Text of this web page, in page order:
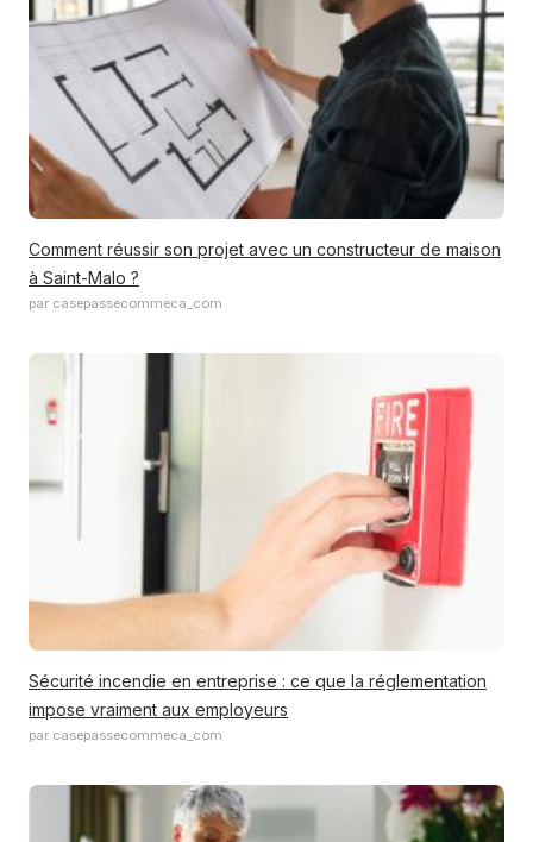
Comment réussir son projet avec un constructeur de maison
à Saint-Malo ?
par casepassecommeca_com
Sécurité incendie en entreprise : ce que la réglementation
impose vraiment aux employeurs
par casepassecommeca_com